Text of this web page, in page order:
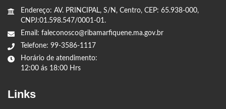
Endereço: AV. PRINCIPAL, S/N, Centro, CEP: 65.938-000,
CNPJ:01.598.547/0001-01.
Email: faleconosco@ribamarfiquene.ma.gov.br
Telefone: 99-3586-1117
Horário de atendimento:
12:00 ás 18:00 Hrs
Links